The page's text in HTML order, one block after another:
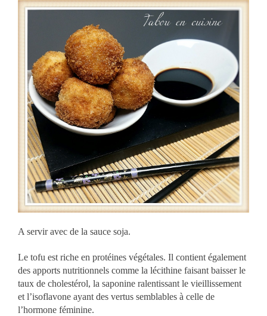
A servir avec de la sauce soja.
Le tofu est riche en protéines végétales. Il contient également
des apports nutritionnels comme la lécithine faisant baisser le
taux de cholestérol, la saponine ralentissant le vieillissement
et l’isoflavone ayant des vertus semblables à celle de
l’hormone féminine.